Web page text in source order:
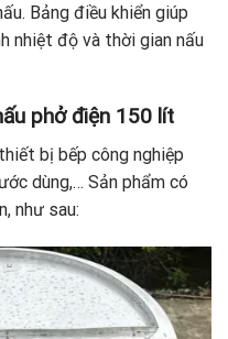
Bảng điều khiển giúp
nhiệt độ và thời gian nấu
phở điện 150 lít
bị bếp công nghiệp
dùng,… Sản phẩm có
như sau: